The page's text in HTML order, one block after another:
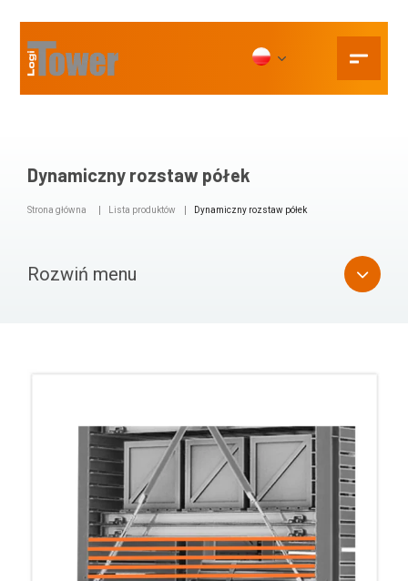
Dynamiczny rozstaw półek
Strona główna Lista produktów Dynamiczny rozstaw półek
Rozwiń menu